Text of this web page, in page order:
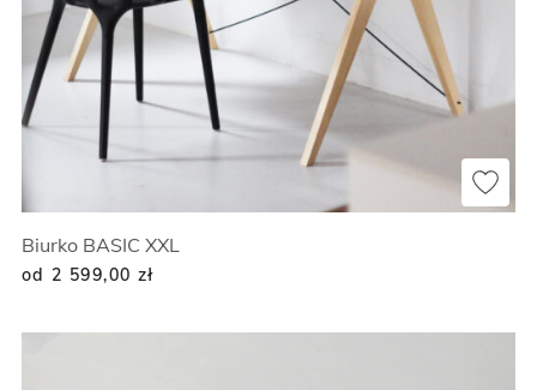
Biurko BASIC XXL
od 2 599,00 zł